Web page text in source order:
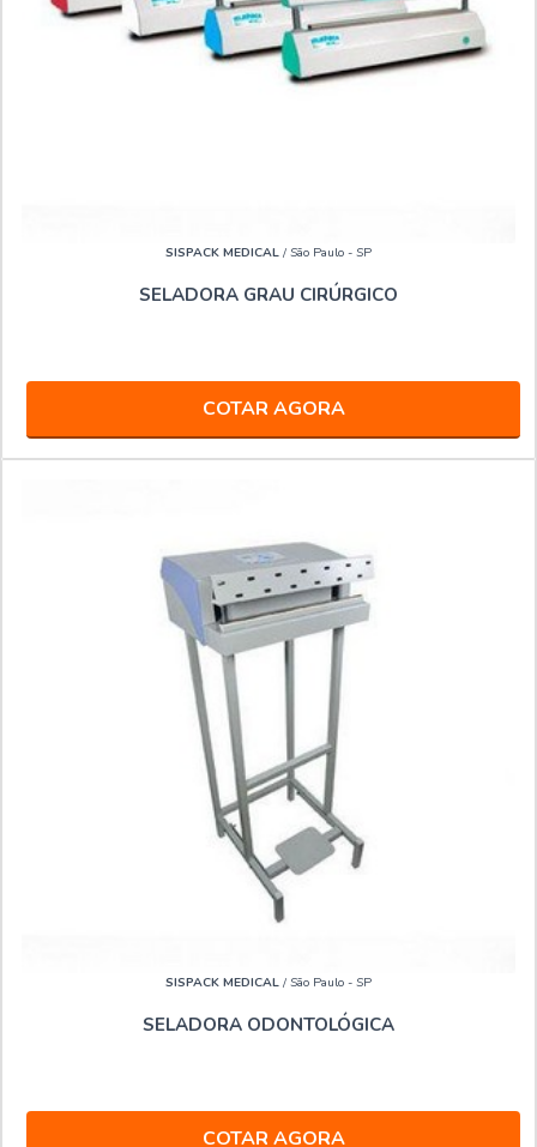
SISPACK MEDICAL / São Paulo - SP
SELADORA GRAU CIRÚRGICO
COTAR AGORA
SISPACK MEDICAL / São Paulo - SP
SELADORA ODONTOLÓGICA
COTAR AGORA